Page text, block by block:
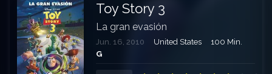
Toy Story 3
La gran evasión
Jun. 16, 2010 United States
100 Min.
G